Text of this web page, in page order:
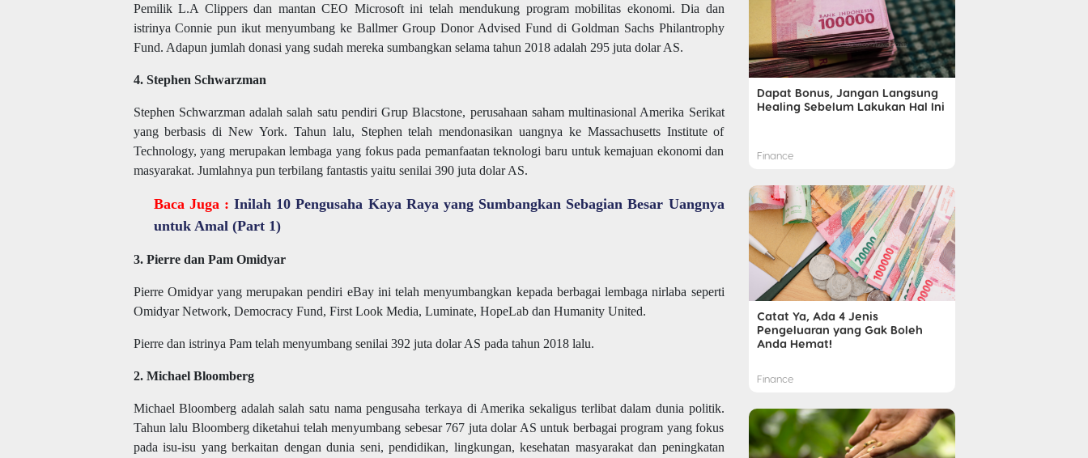
Pemilik L.A Clippers dan mantan CEO Microsoft ini telah mendukung program mobilitas ekonomi. Dia dan
istrinya Connie pun ikut menyumbang ke Ballmer Group Donor Advised Fund di Goldman Sachs Philantrophy
Fund. Adapun jumlah donasi yang sudah mereka sumbangkan selama tahun 2018 adalah 295 juta dolar AS.
4. Stephen Schwarzman
Stephen Schwarzman adalah salah satu pendiri Grup Blacstone, perusahaan saham multinasional Amerika Serikat
yang berbasis di New York. Tahun lalu, Stephen telah mendonasikan uangnya ke Massachusetts Institute of
Technology, yang merupakan lembaga yang fokus pada pemanfaatan teknologi baru untuk kemajuan ekonomi dan
masyarakat. Jumlahnya pun terbilang fantastis yaitu senilai 390 juta dolar AS.
Baca Juga : Inilah 10 Pengusaha Kaya Raya yang Sumbangkan Sebagian Besar Uangnya
untuk Amal (Part 1)
3. Pierre dan Pam Omidyar
Pierre Omidyar yang merupakan pendiri eBay ini telah menyumbangkan kepada berbagai lembaga nirlaba seperti
Omidyar Network, Democracy Fund, First Look Media, Luminate, HopeLab dan Humanity United.
Pierre dan istrinya Pam telah menyumbang senilai 392 juta dolar AS pada tahun 2018 lalu.
2. Michael Bloomberg
Michael Bloomberg adalah salah satu nama pengusaha terkaya di Amerika sekaligus terlibat dalam dunia politik.
Tahun lalu Bloomberg diketahui telah menyumbang sebesar 767 juta dolar AS untuk berbagai program yang fokus
pada isu-isu yang berkaitan dengan dunia seni, pendidikan, lingkungan, kesehatan masyarakat dan peningkatan
Dapat Bonus, Jangan Langsung
Healing Sebelum Lakukan Hal Ini
Finance
Catat Ya, Ada 4 Jenis
Pengeluaran yang Gak Boleh
Anda Hemat!
Finance